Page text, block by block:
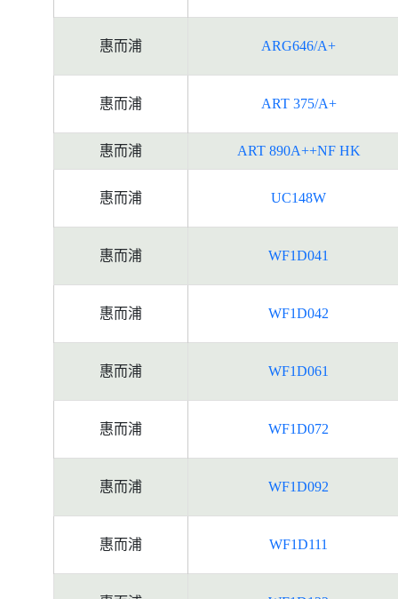
惠而浦 ARG646/A+
惠而浦 ART 375/A+
惠而浦 ART 890A++NF HK
惠而浦 UC148W
惠而浦 WF1D041
惠而浦 WF1D042
惠而浦 WF1D061
惠而浦 WF1D072
惠而浦 WF1D092
惠而浦 WF1D111